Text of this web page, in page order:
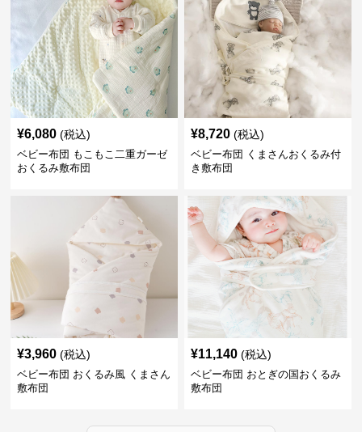
¥6,080 (税込)
ベビー布団 もこもこ二重ガーゼ
おくるみ敷布団
¥8,720 (税込)
ベビー布団 くまさんおくるみ付
き敷布団
¥3,960 (税込)
ベビー布団 おくるみ風 くまさん
敷布団
¥11,140 (税込)
ベビー布団 おとぎの国おくるみ
敷布団